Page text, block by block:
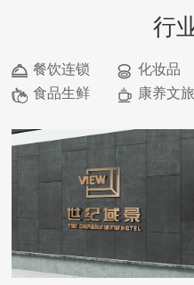
行
餐饮连锁 化妆品
食品生鲜
康养文旅